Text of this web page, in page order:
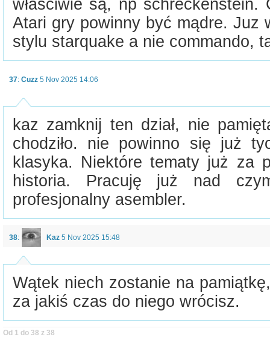
właściwie są, np
Atari gry powinny być mądre. Juz
stylu starquake a nie commando,
37: Cuzz 5 Nov 2025 14:06
kaz zamknij ten dział, nie
chodziło. nie powinno się już
klasyka. Niektóre tematy już za
historia. Pracuję już nad
profesjonalny asembler.
38: Kaz 5 Nov 2025 15:48
Wątek niech zostanie na
za jakiś czas do niego wrócisz.
Od 1 do 38 z 38